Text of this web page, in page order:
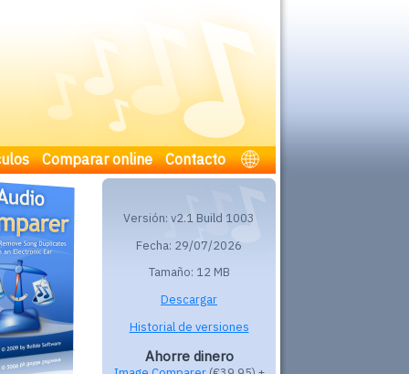
Comparar online Contacto
Versión: v2.1 Build 1003
Fecha: 29/07/2026
Tamaño: 12 MB
Descargar
Historial de versiones
Ahorre dinero